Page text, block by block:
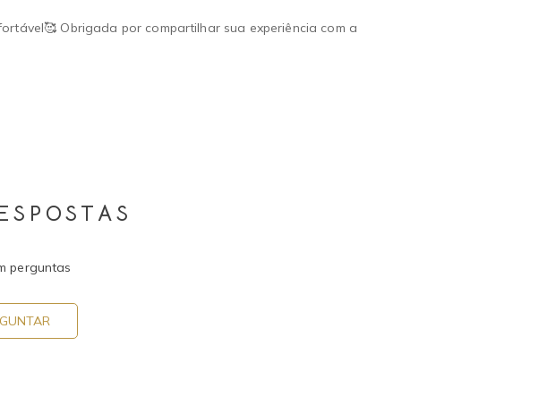
Obrigada por compartilhar sua experiência com a
perguntas